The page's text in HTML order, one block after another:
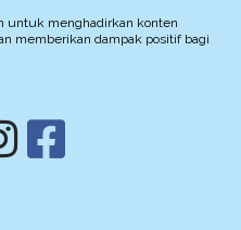
untuk menghadirkan konten
memberikan dampak positif bagi